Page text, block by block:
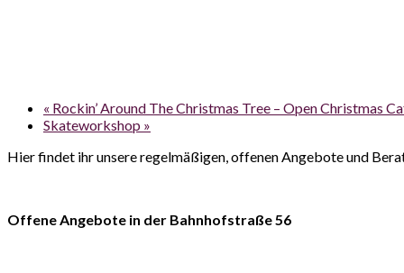
« Rockin’ Around The Christmas Tree – Open Christmas
Skateworkshop »
Hier findet ihr unsere regelmäßigen, offenen Angebote und
Offene Angebote in der Bahnhofstraße 56